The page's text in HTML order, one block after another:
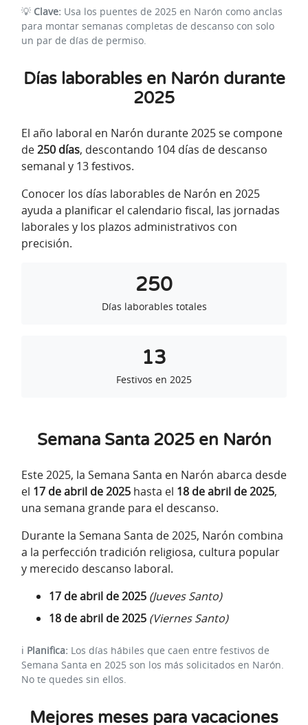
💡 Clave: Usa los puentes de 2025 en Narón como anclas
para montar semanas completas de descanso con solo
un par de días de permiso.
Días laborables en Narón durante
2025
El año laboral en Narón durante 2025 se compone
de250 días, descontando 104 días de descanso
semanal y 13 festivos.
Conocer los días laborables de Narón en 2025
ayuda a planificar el calendario fiscal, las jornadas
laborales y los plazos administrativos con
precisión.
250
Días laborables totales
13
Festivos en 2025
Semana Santa 2025 en Narón
Este 2025, la Semana Santa en Narón abarca desde
el 17 de abril de 2025 hasta el 18 de abril de 2025,
una semana grande para el descanso.
Durante la Semana Santa de 2025, Narón combina
a la perfección tradición religiosa, cultura popular
y merecido descanso laboral.
17 de abril de 2025 (Jueves Santo)
18 de abril de 2025 (Viernes Santo)
ℹ️ Planifica: Los días hábiles que caen entre festivos de
Semana Santa en 2025 son los más solicitados en Narón.
No te quedes sin ellos.
Mejores meses para vacaciones